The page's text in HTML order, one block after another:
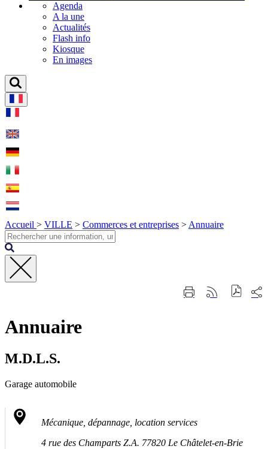
Agenda
A la une
Actualités
Flash info
Kiosque
En images
Accueil > VILLE > Commerces et entreprises > Annuaire
Fermer
ImprimerGénérer
sur
Annuaire
M.D.L.S.
Garage automobile
Mécanique, dépannage, location services
4 rue des Champarts Z.A. 77820 Le Châtelet-en-Brie